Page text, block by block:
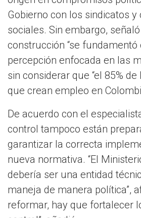
Gobierno con los sindicatos y
sociales. Sin embargo,
construcción “se fundamentó
percepción enfocada en las
sin considerar que “el 85%
que crean empleo en
De acuerdo con el
control tampoco están
garantizar la correcta
nueva normativa. “El
debería ser una entidad
maneja de manera política”,
reformar, hay que fortalecer